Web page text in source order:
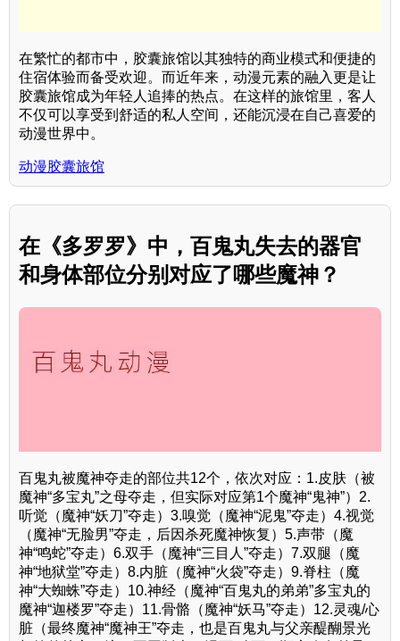
在繁忙的都市中，胶囊旅馆以其独特的商业模式和便捷的
住宿体验而备受欢迎。而近年来，动漫元素的融入更是让
胶囊旅馆成为年轻人追捧的热点。在这样的旅馆里，客人
不仅可以享受到舒适的私人空间，还能沉浸在自己喜爱的
动漫世界中。
动漫胶囊旅馆
在《多罗罗》中，百鬼丸失去的器官
和身体部位分别对应了哪些魔神？
百鬼丸被魔神夺走的部位共12个，依次对应：1.皮肤（被
魔神“多宝丸”之母夺走，但实际对应第1个魔神“鬼神”）2.
听觉（魔神“妖刀”夺走）3.嗅觉（魔神“泥鬼”夺走）4.视觉
（魔神“无脸男”夺走，后因杀死魔神恢复）5.声带（魔
神“鸣蛇”夺走）6.双手（魔神“三目人”夺走）7.双腿（魔
神“地狱堂”夺走）8.内脏（魔神“火袋”夺走）9.脊柱（魔
神“大蜘蛛”夺走）10.神经（魔神“百鬼丸的弟弟”多宝丸的
魔神“迦楼罗”夺走）11.骨骼（魔神“妖马”夺走）12.灵魂/心
脏（最终魔神“魔神王”夺走，也是百鬼丸与父亲醍醐景光